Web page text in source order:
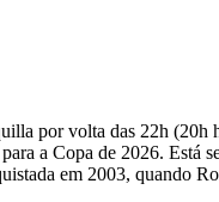
por volta das 22h
a Copa de 2026.
em 2003, quando